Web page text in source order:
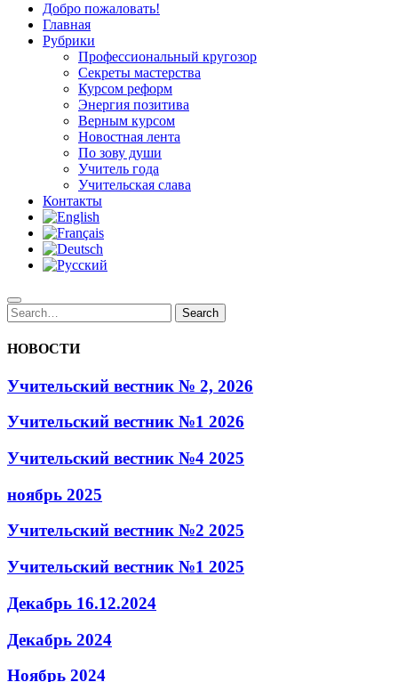
Добро пожаловать!
Главная
Рубрики
Профессиональный кругозор
Секреты мастерства
Курсом реформ
Энергия позитива
Верным курсом
Новостная лента
По зову души
Учитель года
Учительская слава
Контакты
Search
for:
Search
НОВОСТИ
Учительский вестник № 2, 2026
Учительский вестник №1 2026
Учительский вестник №4 2025
ноябрь 2025
Учительский вестник №2 2025
Учительский вестник №1 2025
Декабрь 16.12.2024
Декабрь 2024
Ноябрь 2024